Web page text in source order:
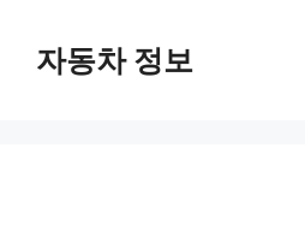
자동차 정보